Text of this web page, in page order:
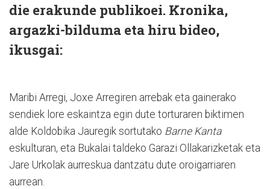
die erakunde publikoei. Kronika,
argazki-bilduma eta hiru bideo,
ikusgai:
Maribi Arregi, Joxe Arregiren arrebak eta gainerako
sendiek lore eskaintza egin dute torturaren biktimen
alde Koldobika Jauregik sortutako Barne Kanta
eskulturan, eta Bukalai taldeko Garazi Ollakarizketak eta
Jare Urkolak aurreskua dantzatu dute oroigarriaren
aurrean.